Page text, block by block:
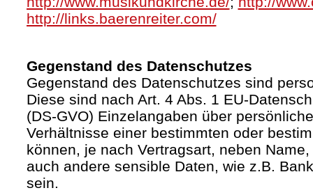
http://links.baerenreiter.com/
Gegenstand des Datenschutzes
Gegenstand des Datenschutzes sind
Diese sind nach Art. 4 Abs. 1 EU-
(DS-GVO) Einzelangaben über
Verhältnisse einer bestimmten oder
können, je nach Vertragsart, neben
auch andere sensible Daten, wie z.B.
sein.